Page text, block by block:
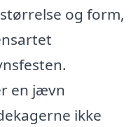
og form,
en jævn
ikke